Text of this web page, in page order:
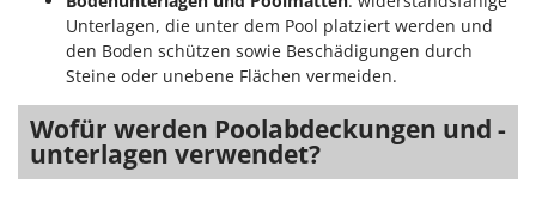
Unterlagen, die unter dem Pool platziert werden und
den Boden schützen sowie Beschädigungen durch
Steine oder unebene Flächen vermeiden.
Wofür werden Poolabdeckungen und -
unterlagen verwendet?